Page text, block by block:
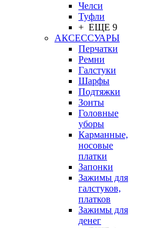
Челси
Туфли
+ ЕЩЕ 9
АКСЕССУАРЫ
Перчатки
Ремни
Галстуки
Шарфы
Подтяжки
Зонты
Головные
уборы
Карманные,
носовые
платки
Запонки
Зажимы для
галстуков,
платков
Зажимы для
денег